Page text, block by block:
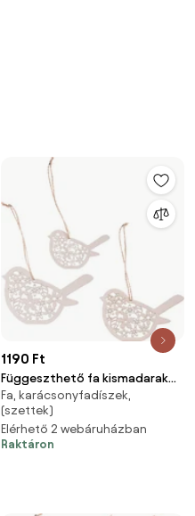
1190 Ft
Függeszthető fa kismadarak
virágmintával, fehér színben, 3
darabos csomag
Fa, karácsonyfadíszek,
(szettek)
Elérhető 2 webáruházban
Raktáron